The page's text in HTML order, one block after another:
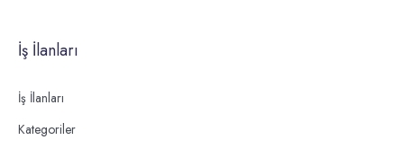
İş İlanları
İş İlanları
Kategoriler